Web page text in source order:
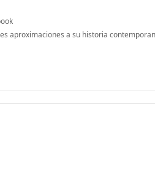
aproximaciones a su historia